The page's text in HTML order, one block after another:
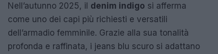
Nell’autunno 2025, il denim indigo si afferma
come uno dei capi più richiesti e versatili
dell’armadio femminile. Grazie alla sua tonalità
profonda e raffinata, i jeans blu scuro si adattano